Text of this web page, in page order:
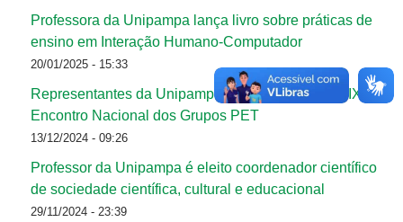
Professora da Unipampa lança livro sobre práticas de
ensino em Interação Humano-Computador
20/01/2025 - 15:33
Representantes da Unipampa participaram do XXIX
Encontro Nacional dos Grupos PET
13/12/2024 - 09:26
Professor da Unipampa é eleito coordenador científico
de sociedade científica, cultural e educacional
29/11/2024 - 23:39